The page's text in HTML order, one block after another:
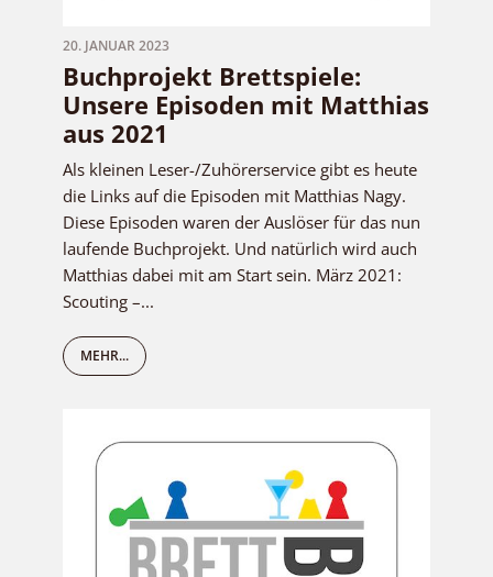
20. JANUAR 2023
Buchprojekt Brettspiele:
Unsere Episoden mit Matthias
aus 2021
Als kleinen Leser-/Zuhörerservice gibt es heute
die Links auf die Episoden mit Matthias Nagy.
Diese Episoden waren der Auslöser für das nun
laufende Buchprojekt. Und natürlich wird auch
Matthias dabei mit am Start sein. März 2021:
Scouting –...
MEHR...